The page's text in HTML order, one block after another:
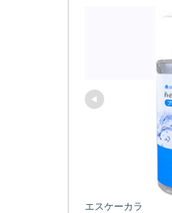
エスケーカラ